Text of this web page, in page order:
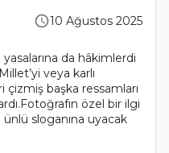
10 Ağustos 2025
da hâkimlerdi
veya karlı
çizmiş başka ressamları
özel bir ilgi
ünlü sloganına uyacak